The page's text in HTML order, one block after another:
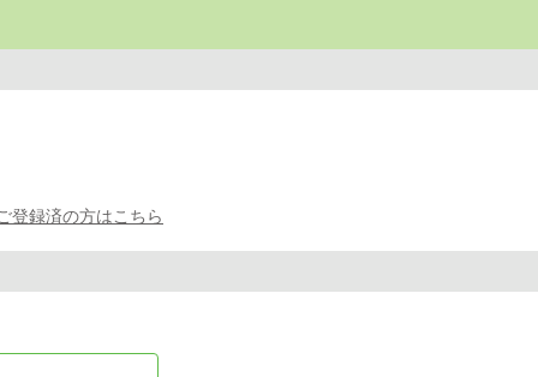
登録済の方はこちら